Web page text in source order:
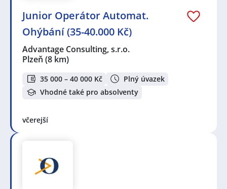
Junior Operátor Automat.
Ohýbání (35-40.000 Kč)
Advantage Consulting, s.r.o.
Plzeň (8 km)
35 000 – 40 000 Kč
Plný úvazek
Vhodné také pro absolventy
včerejší